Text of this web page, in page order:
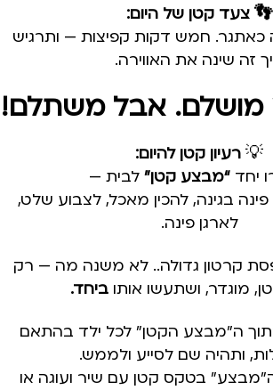
👣 צעד קטן של היום:
חמש דקות קפיצות — ותרגיש
זה שינה את האווירה.
💡 רעיון קטן להיום:
יחד“מבצע קטן” לבית —
בגינה, להכין מאכל, לצבוע שלט,
לארגן פינה.
קרטון גדולה.. לא משנה מה — רק
מוגדר, ושתעשו אותוביחד.
ה"מבצע הקטן" לכל ילד בהתאם
ותהיה שם לסייע ולממש.
בטקס קטן עם שיר ועוגה או